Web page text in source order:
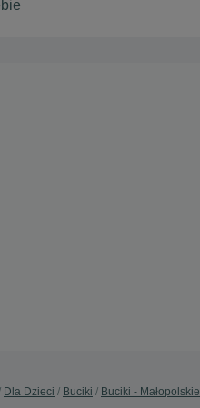
Dla Dzieci Buciki Buciki - Małopolskie